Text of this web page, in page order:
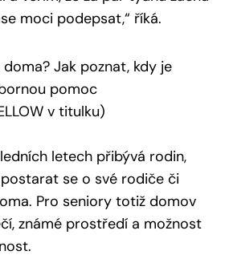
moci podepsat,“ říká.
Jak poznat, kdy je
pomoc
v titulku)
letech přibývá rodin,
se o své rodiče či
Pro seniory totiž domov
známé prostředí a možnost